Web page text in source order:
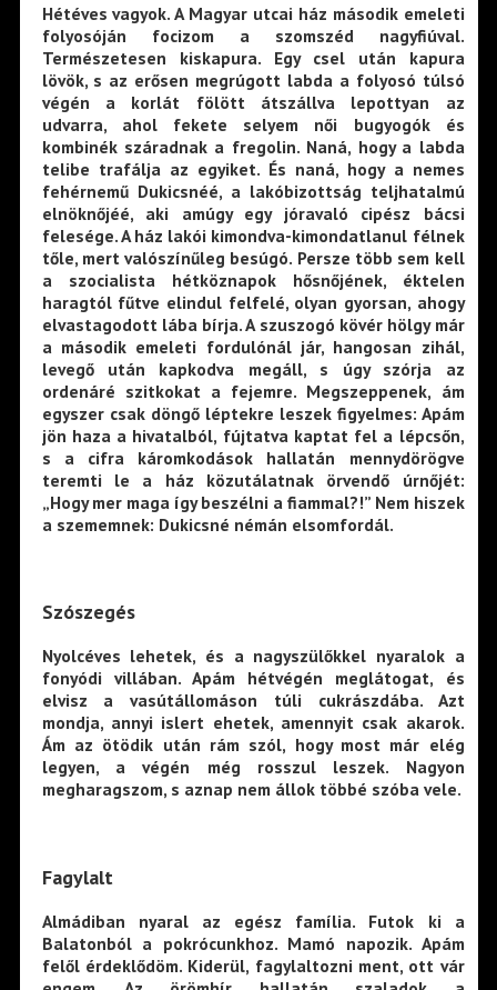
Hétéves vagyok. A Magyar utcai ház második emeleti
folyosóján focizom a szomszéd nagyfiúval.
Természetesen kiskapura. Egy csel után kapura
lövök, s az erősen megrúgott labda a folyosó túlsó
végén a korlát fölött átszállva lepottyan az
udvarra, ahol fekete selyem női bugyogók és
kombinék száradnak a fregolin. Naná, hogy a labda
telibe trafálja az egyiket. És naná, hogy a nemes
fehérnemű Dukicsnéé, a lakóbizottság teljhatalmú
elnöknőjéé, aki amúgy egy jóravaló cipész bácsi
felesége. A ház lakói kimondva-kimondatlanul félnek
tőle, mert valószínűleg besúgó. Persze több sem kell
a szocialista hétköznapok hősnőjének, éktelen
haragtól fűtve elindul felfelé, olyan gyorsan, ahogy
elvastagodott lába bírja. A szuszogó kövér hölgy már
a második emeleti fordulónál jár, hangosan zihál,
levegő után kapkodva megáll, s úgy szórja az
ordenáré szitkokat a fejemre. Megszeppenek, ám
egyszer csak döngő léptekre leszek figyelmes: Apám
jön haza a hivatalból, fújtatva kaptat fel a lépcsőn,
s a cifra káromkodások hallatán mennydörögve
teremti le a ház közutálatnak örvendő úrnőjét:
„Hogy mer maga így beszélni a fiammal?!” Nem hiszek
a szememnek: Dukicsné némán elsomfordál.
Szószegés
Nyolcéves lehetek, és a nagyszülőkkel nyaralok a
fonyódi villában. Apám hétvégén meglátogat, és
elvisz a vasútállomáson túli cukrászdába. Azt
mondja, annyi islert ehetek, amennyit csak akarok.
Ám az ötödik után rám szól, hogy most már elég
legyen, a végén még rosszul leszek. Nagyon
megharagszom, s aznap nem állok többé szóba vele.
Fagylalt
Almádiban nyaral az egész família. Futok ki a
Balatonból a pokrócunkhoz. Mamó napozik. Apám
felől érdeklődöm. Kiderül, fagylaltozni ment, ott vár